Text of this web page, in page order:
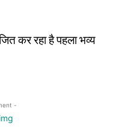
कर रहा है पहला भव्य
-